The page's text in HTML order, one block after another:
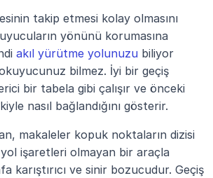
takip etmesi kolay olmasını
yönünü korumasına
akıl yürütme yolunuzu biliyor
bilmez. İyi bir geçiş
bir tabela gibi çalışır ve önceki
nasıl bağlandığını gösterir.
makaleler kopuk noktaların dizisi
işaretleri olmayan bir araçla
karıştırıcı ve sinir bozucudur. Geçiş